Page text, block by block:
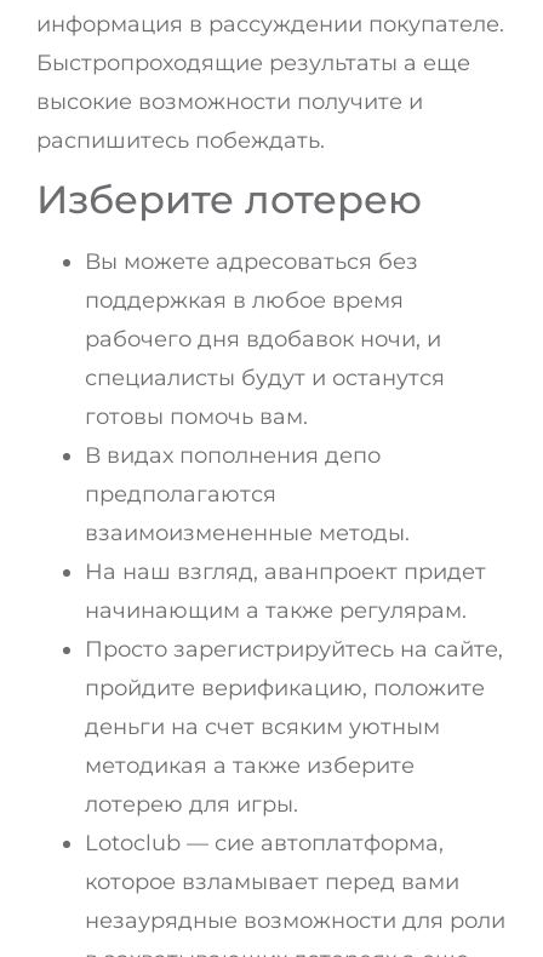
информация в рассуждении покупателе.
Быстропроходящие результаты а еще
высокие возможности получите и
распишитесь побеждать.
Изберите лотерею
Вы можете адресоваться без
поддержкая в любое время
рабочего дня вдобавок ночи, и
специалисты будут и останутся
готовы помочь вам.
В видах пополнения депо
предполагаются
взаимоизмененные методы.
На наш взгляд, аванпроект придет
начинающим а также регулярам.
Просто зарегистрируйтесь на сайте,
пройдите верификацию, положите
деньги на счет всяким уютным
методикая а также изберите
лотерею для игры.
Lotoclub — сие автоплатформа,
которое взламывает перед вами
незаурядные возможности для роли